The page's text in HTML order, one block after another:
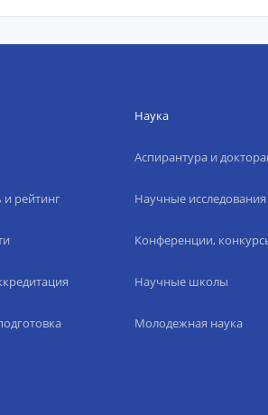
и рейтинг
Наука
Аспирантура и
Научные исследования
Конференции,
Научные школы
Молодежная наука